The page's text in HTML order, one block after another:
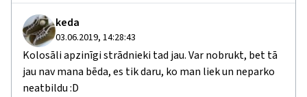
keda
03.06.2019, 14:28:43
Kolosāli apzinīgi strādnieki tad jau. Var nobrukt, bet tā
jau nav mana bēda, es tik daru, ko man liek un neparko
neatbildu :D